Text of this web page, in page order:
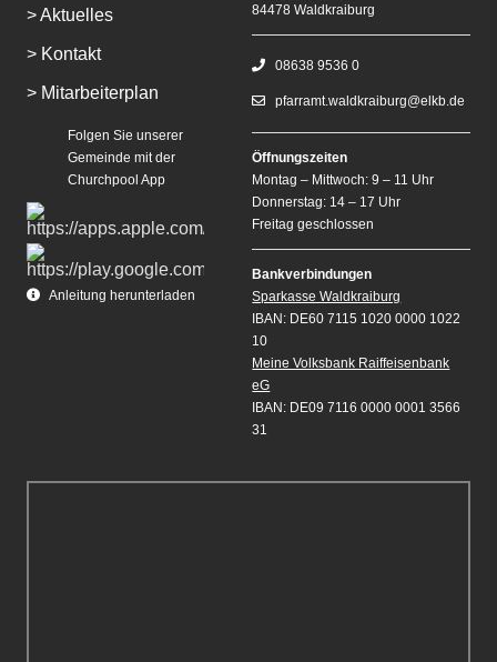
> Aktuelles
> Kontakt
> Mitarbeiterplan
Folgen Sie unserer
Gemeinde mit der
Churchpool App
Anleitung herunterladen
84478 Waldkraiburg
08638 9536 0
pfarramt.waldkraiburg@elkb.de
Öffnungszeiten
Montag – Mittwoch: 9 – 11 Uhr
Donnerstag: 14 – 17 Uhr
Freitag geschlossen
Bankverbindungen
Sparkasse Waldkraiburg
IBAN: DE60 7115 1020 0000 1022
10
Meine Volksbank Raiffeisenbank
eG
IBAN: DE09 7116 0000 0001 3566
31